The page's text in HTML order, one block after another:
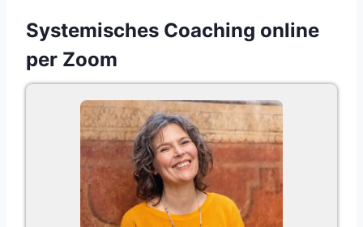
Systemisches Coaching online
per Zoom